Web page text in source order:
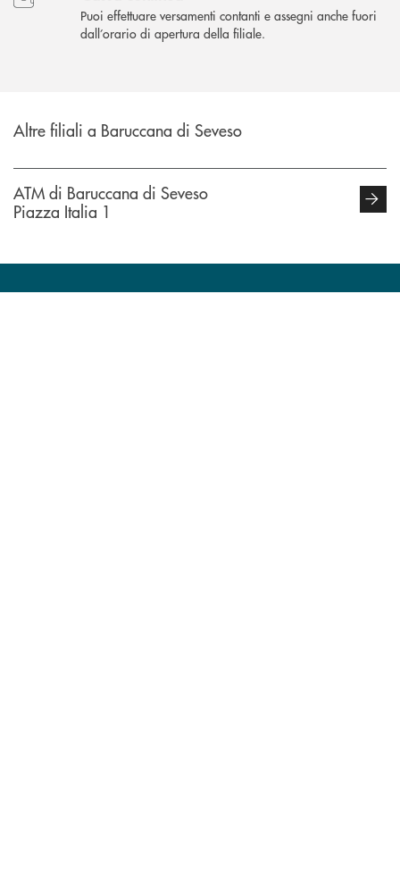
Puoi effettuare versamenti contanti e assegni anche fuori
dall’orario di apertura della filiale.
Altre filiali a Baruccana di Seveso
ATM di Baruccana di Seveso
Piazza Italia 1